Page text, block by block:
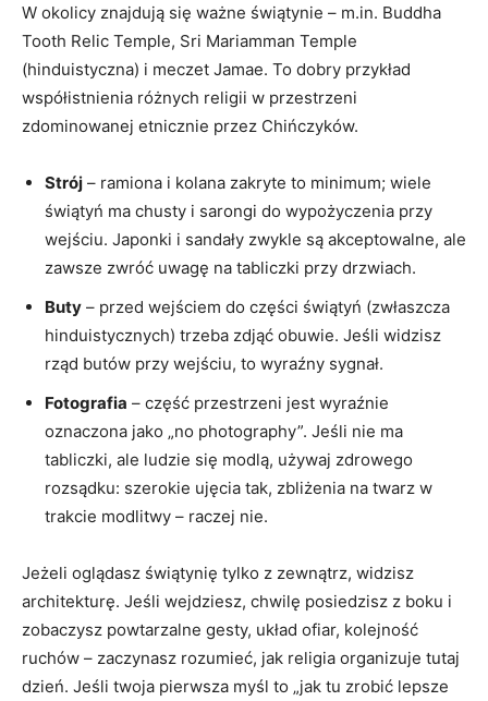
W okolicy znajdują się ważne świątynie – m.in. Buddha
Tooth Relic Temple, Sri Mariamman Temple
(hinduistyczna) i meczet Jamae. To dobry przykład
współistnienia różnych religii w przestrzeni
zdominowanej etnicznie przez Chińczyków.
Strój – ramiona i kolana zakryte to minimum; wiele
świątyń ma chusty i sarongi do wypożyczenia przy
wejściu. Japonki i sandały zwykle są akceptowalne, ale
zawsze zwróć uwagę na tabliczki przy drzwiach.
Buty – przed wejściem do części świątyń (zwłaszcza
hinduistycznych) trzeba zdjąć obuwie. Jeśli widzisz
rząd butów przy wejściu, to wyraźny sygnał.
Fotografia – część przestrzeni jest wyraźnie
oznaczona jako „no photography”. Jeśli nie ma
tabliczki, ale ludzie się modlą, używaj zdrowego
rozsądku: szerokie ujęcia tak, zbliżenia na twarz w
trakcie modlitwy – raczej nie.
Jeżeli oglądasz świątynię tylko z zewnątrz, widzisz
architekturę. Jeśli wejdziesz, chwilę posiedzisz z boku i
zobaczysz powtarzalne gesty, układ ofiar, kolejność
ruchów – zaczynasz rozumieć, jak religia organizuje tutaj
dzień. Jeśli twoja pierwsza myśl to „jak tu zrobić lepsze